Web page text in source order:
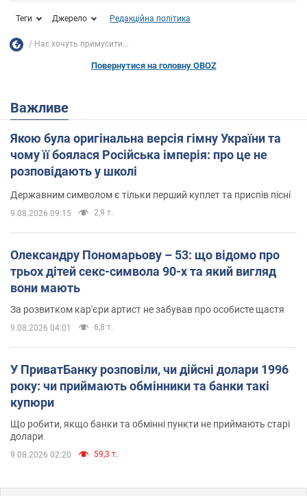
Теги Джерело Редакційна політика
Нас хочуть примусити...
Повернутися на головну OBOZ
Важливе
Якою була оригінальна версія гімну України та
чому її боялася Російська імперія: про це не
розповідають у школі
Державним символом є тільки перший куплет та приспів пісні
9.08.2026 09:15 2,9 т.
Олександру Пономарьову – 53: що відомо про
трьох дітей секс-символа 90-х та який вигляд
вони мають
За розвитком кар'єри артист не забував про особисте щастя
9.08.2026 04:01 6,8 т.
У ПриватБанку розповіли, чи дійсні долари 1996
року: чи приймають обмінники та банки такі
купюри
Що робити, якщо банки та обмінні пункти не приймають старі
долари
9.08.2026 02:20 59,3 т.